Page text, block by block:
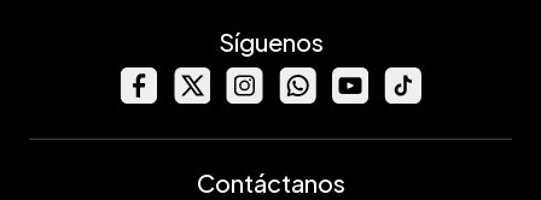
Síguenos
Contáctanos